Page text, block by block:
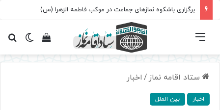
برگزاری باشکوه نمازهای جماعت در موکب فاطمه الزهرا (س)
تغییرمشاهده فهرست
ستاد اقامه نماز / اخبار
اخبار بین الملل